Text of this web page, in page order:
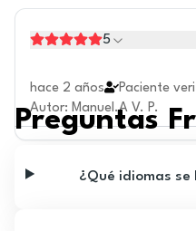
5
hace 2 años
Paciente
Autor: Manuel.A V. P.
Preguntas
¿Qué idiomas se